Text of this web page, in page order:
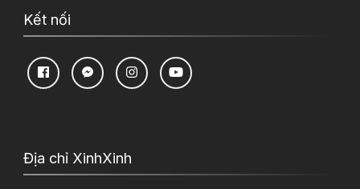
Kết nối
Địa chỉ XinhXinh